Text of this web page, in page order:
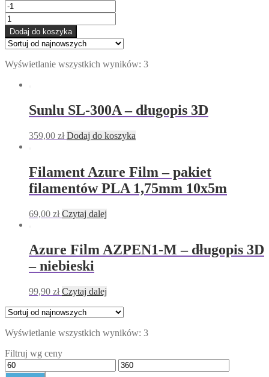
Dodaj do koszyka
Wyświetlanie wszystkich wyników: 3
Sunlu SL-300A – długopis 3D
359,00 zł Dodaj do koszyka
Filament Azure Film – pakiet
filamentów PLA 1,75mm 10x5m
69,00 zł Czytaj dalej
Azure Film AZPEN1-M – długopis 3D
– niebieski
99,90 zł Czytaj dalej
Wyświetlanie wszystkich wyników: 3
Filtruj wg ceny